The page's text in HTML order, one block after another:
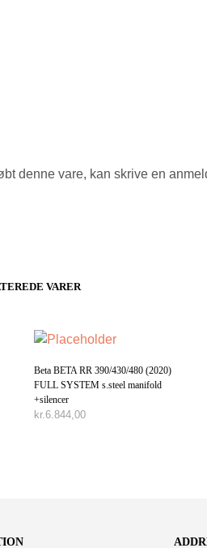
denne vare, kan skrive en
VARER
Beta BETA RR 390/430/480 (2020)
FULL SYSTEM s.steel manifold
+silencer
kr. 6.844,00